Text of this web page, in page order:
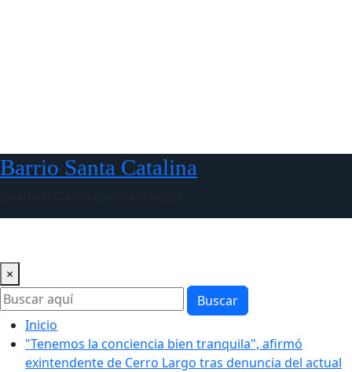
Barrio Santa Catalina
×
Buscar
Inicio
"Tenemos la conciencia bien tranquila", afirmó
exintendente de Cerro Largo tras denuncia del actual